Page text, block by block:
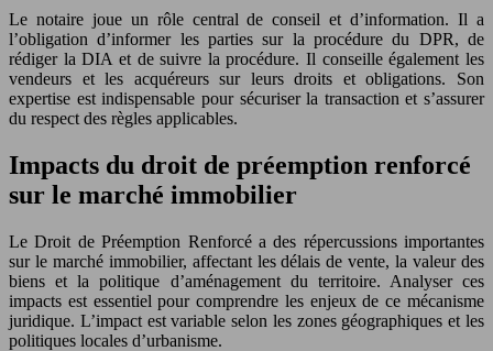
Le notaire joue un rôle central de conseil et d’information. Il a
l’obligation d’informer les parties sur la procédure du DPR, de
rédiger la DIA et de suivre la procédure. Il conseille également les
vendeurs et les acquéreurs sur leurs droits et obligations. Son
expertise est indispensable pour sécuriser la transaction et s’assurer
du respect des règles applicables.
Impacts du droit de préemption renforcé
sur le marché immobilier
Le Droit de Préemption Renforcé a des répercussions importantes
sur le marché immobilier, affectant les délais de vente, la valeur des
biens et la politique d’aménagement du territoire. Analyser ces
impacts est essentiel pour comprendre les enjeux de ce mécanisme
juridique. L’impact est variable selon les zones géographiques et les
politiques locales d’urbanisme.